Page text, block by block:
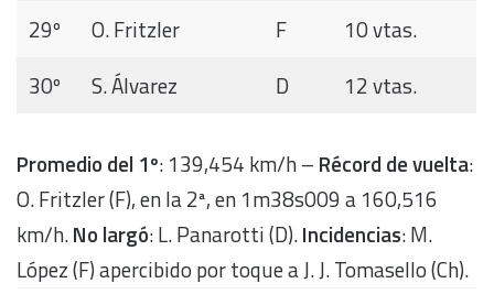
29º
O. Fritzler F
10 vtas.
30º
S. Álvarez D 12 vtas.
Promedio del 1º: 139,454 km/h – Récord de vuelta:
O. Fritzler (F), en la 2ª, en 1m38s009 a 160,516
km/h.No largó: L. Panarotti (D).Incidencias: M.
López (F) apercibido por toque a J. J. Tomasello (Ch).